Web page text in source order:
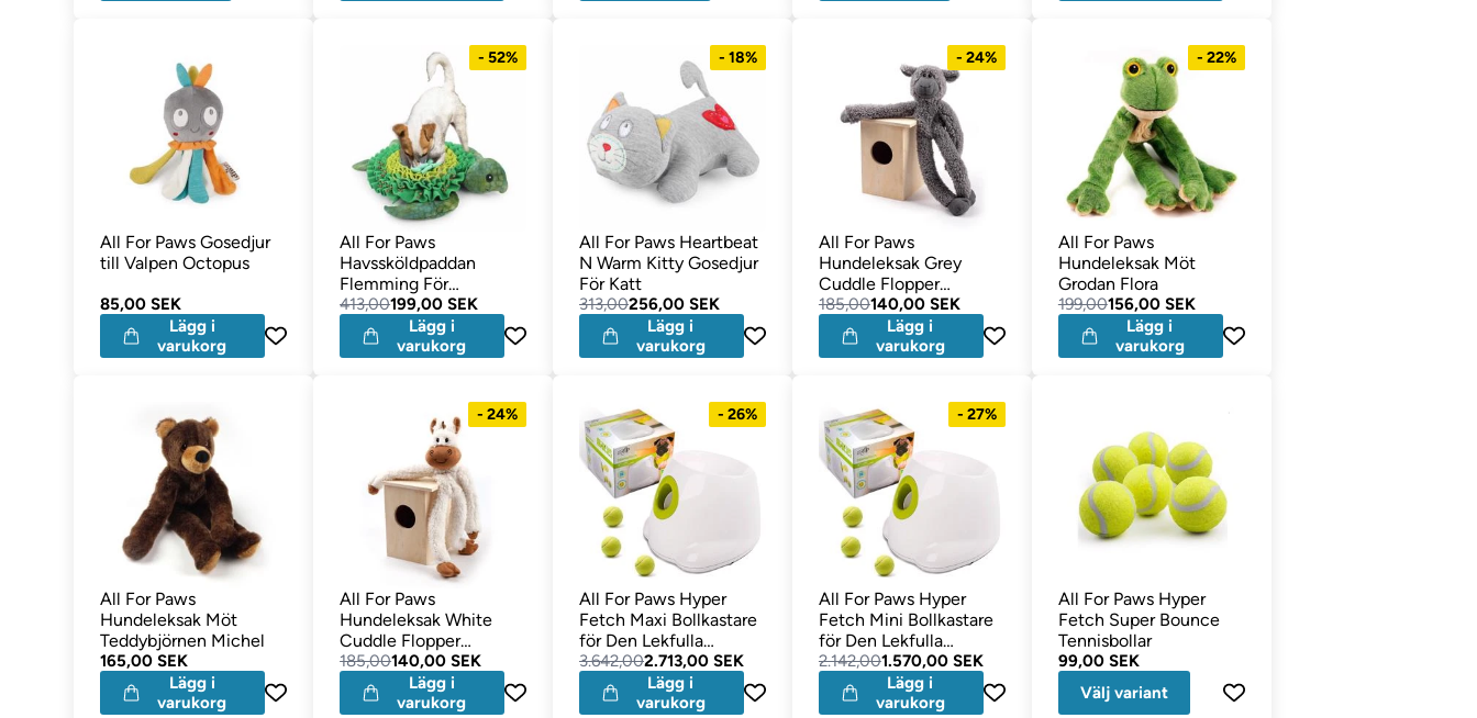
All For Paws Gosedjur
till Valpen Octopus
85,00 SEK
Lägg i
varukorg
- 52%
All For Paws
Havssköldpaddan
Flemming För
Stimulering &
Aktivering
413,00199,00 SEK
Lägg i
varukorg
- 18%
All For Paws Heartbeat
N Warm Kitty Gosedjur
För Katt
313,00256,00 SEK
Lägg i
varukorg
- 24%
All For Paws
Hundeleksak Grey
Cuddle Flopper
Kramme Lammet Sofus
185,00140,00 SEK
Lägg i
varukorg
- 22%
All For Paws
Hundeleksak Möt
Grodan Flora
199,00156,00 SEK
Lägg i
varukorg
All For Paws
Hundeleksak Möt
Teddybjörnen Michel
165,00 SEK
Lägg i
varukorg
- 24%
All For Paws
Hundeleksak White
Cuddle Flopper
Kramhästen Mette
185,00140,00 SEK
Lägg i
varukorg
- 26%
All For Paws Hyper
Fetch Maxi Bollkastare
för Den Lekfulla
Hunden
3.642,002.713,00 SEK
Lägg i
varukorg
- 27%
All For Paws Hyper
Fetch Mini Bollkastare
för Den Lekfulla
Hunden
2.142,001.570,00 SEK
Lägg i
varukorg
All For Paws Hyper
Fetch Super Bounce
Tennisbollar
99,00 SEK
Välj variant